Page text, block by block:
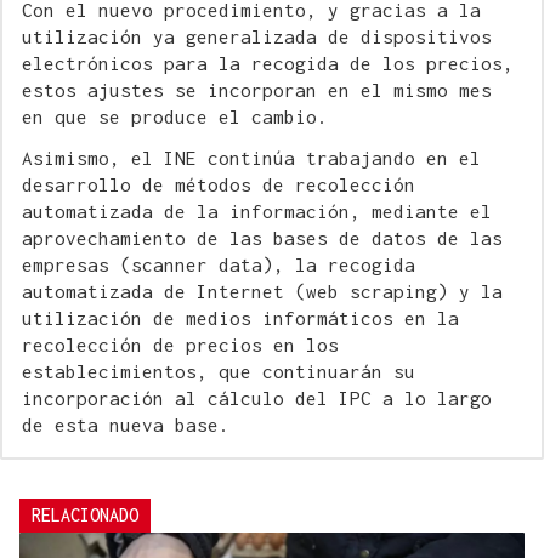
Con el nuevo procedimiento, y gracias a la
utilización ya generalizada de dispositivos
electrónicos para la recogida de los precios,
estos ajustes se incorporan en el mismo mes
en que se produce el cambio.
Asimismo, el INE continúa trabajando en el
desarrollo de métodos de recolección
automatizada de la información, mediante el
aprovechamiento de las bases de datos de las
empresas (scanner data), la recogida
automatizada de Internet (web scraping) y la
utilización de medios informáticos en la
recolección de precios en los
establecimientos, que continuarán su
incorporación al cálculo del IPC a lo largo
de esta nueva base.
RELACIONADO